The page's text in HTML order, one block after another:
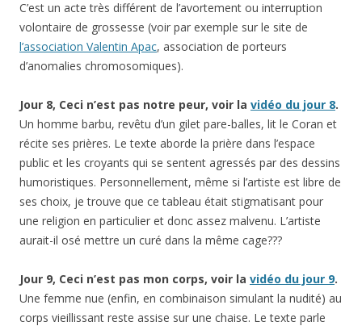
C’est un acte très différent de l’avortement ou interruption
volontaire de grossesse (voir par exemple sur le site de
l’association Valentin Apac, association de porteurs
d’anomalies chromosomiques).
Jour 8, Ceci n’est pas notre peur, voir la vidéo du jour 8.
Un homme barbu, revêtu d’un gilet pare-balles, lit le Coran et
récite ses prières. Le texte aborde la prière dans l’espace
public et les croyants qui se sentent agressés par des dessins
humoristiques. Personnellement, même si l’artiste est libre de
ses choix, je trouve que ce tableau était stigmatisant pour
une religion en particulier et donc assez malvenu. L’artiste
aurait-il osé mettre un curé dans la même cage???
Jour 9, Ceci n’est pas mon corps, voir la vidéo du jour 9.
Une femme nue (enfin, en combinaison simulant la nudité) au
corps vieillissant reste assise sur une chaise. Le texte parle